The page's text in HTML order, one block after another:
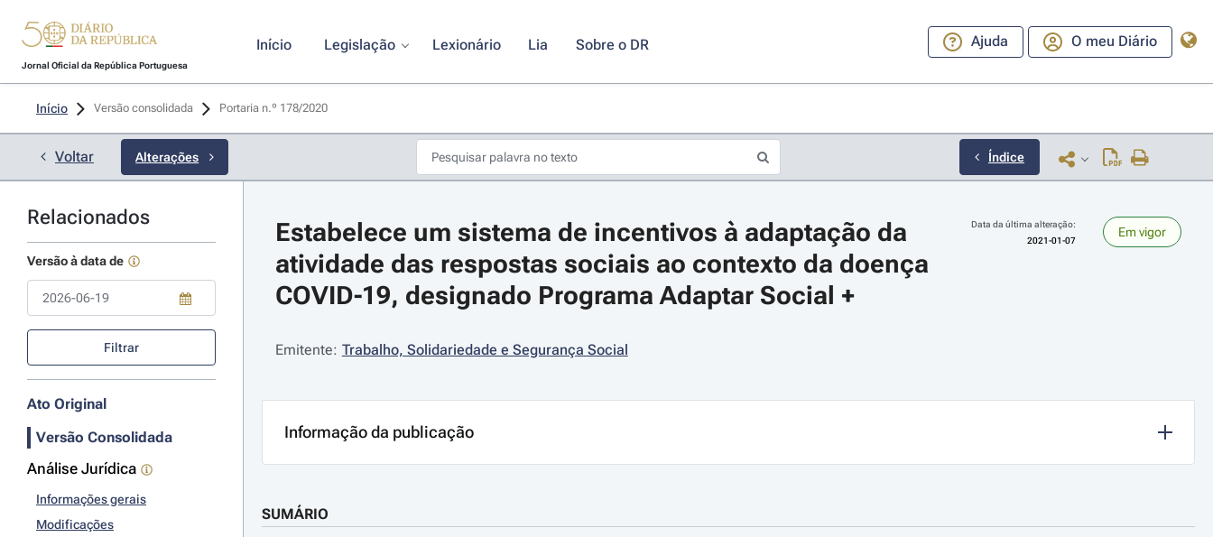
Jornal Oficial da República Portuguesa
Início Legislação Lexionário Lia Sobre o DR Ajuda O meu Diário
Início Versão consolidada Portaria n.º 178/2020
Voltar Alterações Índice
Relacionados
Versão à data de
Filtrar
Ato Original
Versão Consolidada
Análise Jurídica
Informações gerais
Modificações
Estabelece um sistema de incentivos à adaptação da
atividade das respostas sociais ao contexto da doença
COVID-19, designado Programa Adaptar Social +
Data da última alteração:
2021-01-07
Em vigor
Emitente: Trabalho, Solidariedade e Segurança Social
Informação da publicação
SUMÁRIO